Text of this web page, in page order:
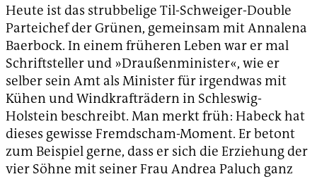
Heute ist das strubbelige Til-Schweiger-Double
Parteichef der Grünen, gemeinsam mit Annalena
Baerbock. In einem früheren Leben war er mal
Schriftsteller und »Draußenminister«, wie er
selber sein Amt als Minister für irgendwas mit
Kühen und Windkrafträdern in Schleswig-
Holstein beschreibt. Man merkt früh: Habeck hat
dieses gewisse Fremdscham-Moment. Er betont
zum Beispiel gerne, dass er sich die Erziehung der
vier Söhne mit seiner Frau Andrea Paluch ganz